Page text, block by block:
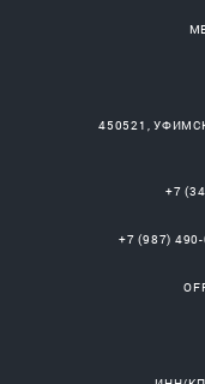
450521 ,
+7
+7 (987)